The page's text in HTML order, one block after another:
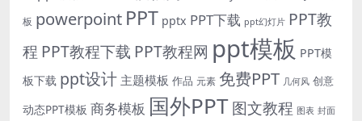
板 powerpoint PPT pptx PPT下载 ppt幻灯片 PPT教
程 PPT教程下载 PPT教程网 ppt模板 PPT模
板下载 ppt设计 主题模板 作品 元素 免费PPT 几何风 创意
动态PPT模板 商务模板 国外PPT图文教程 图表 封面